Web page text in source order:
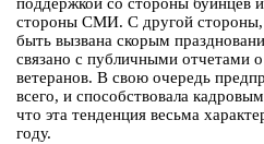
стороны СМИ. С другой стороны,
быть вызвана скорым
связано с публичными отчетами
ветеранов. В свою очередь
всего, и способствовала
что эта тенденция весьма
году.